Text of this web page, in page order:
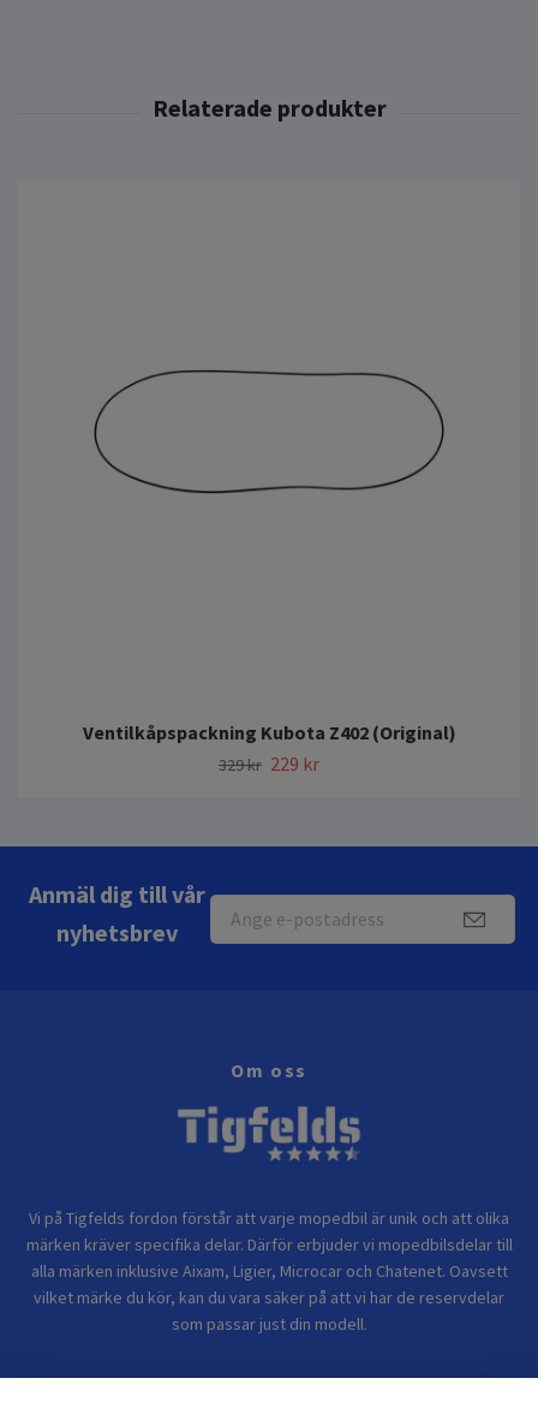
Ventilkåpspackning Kubota Z402 (Original)
329 kr 229 kr
Anmäl dig till vår
nyhetsbrev
Om oss
Vi på Tigfelds fordon förstår att varje mopedbil är unik och att olika
märken kräver specifika delar. Därför erbjuder vi mopedbilsdelar till
alla märken inklusive Aixam, Ligier, Microcar och Chatenet. Oavsett
vilket märke du kör, kan du vara säker på att vi har de reservdelar
som passar just din modell.